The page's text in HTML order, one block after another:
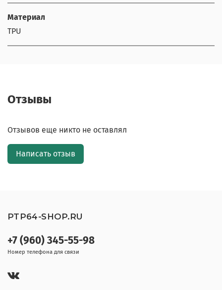
Материал
TPU
Отзывы
Отзывов еще никто не оставлял
Написать отзыв
+7 (960) 345-55-98
Номер телефона для связи
PTP64-SHOP.RU